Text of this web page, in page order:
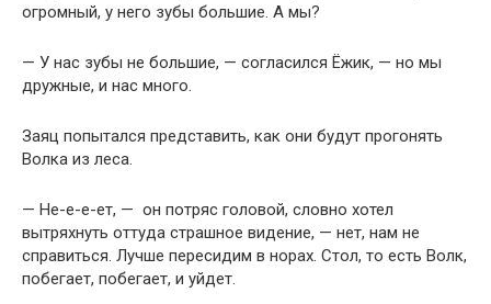
огромный, у него зубы большие. А мы?
— У нас зубы не большие, — согласился Ёжик, — но мы
дружные, и нас много.
Заяц попытался представить, как они будут прогонять
Волка из леса.
— Не-е-е-ет, — он потряс головой, словно хотел
вытряхнуть оттуда страшное видение, — нет, нам не
справиться. Лучше пересидим в норах. Стол, то есть Волк,
побегает, побегает, и уйдет.